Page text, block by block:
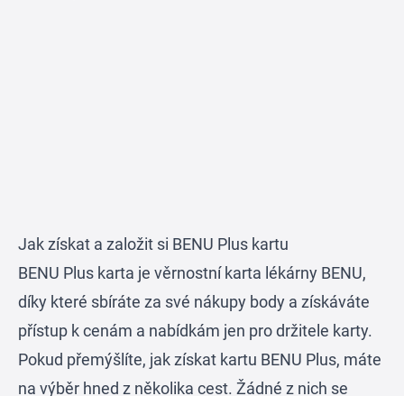
Jak získat a založit si BENU Plus kartu
BENU Plus karta je věrnostní karta lékárny BENU,
díky které sbíráte za své nákupy body a získáváte
přístup k cenám a nabídkám jen pro držitele karty.
Pokud přemýšlíte, jak získat kartu BENU Plus, máte
na výběr hned z několika cest. Žádné z nich se